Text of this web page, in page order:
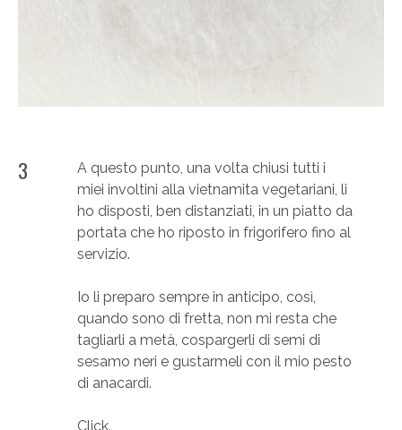
3
A questo punto, una volta chiusi tutti i
miei involtini alla vietnamita vegetariani, li
ho disposti, ben distanziati, in un piatto da
portata che ho riposto in frigorifero fino al
servizio.
Io li preparo sempre in anticipo, così,
quando sono di fretta, non mi resta che
tagliarli a metà, cospargerli di semi di
sesamo neri e gustarmeli con il mio pesto
di anacardi.
Click.